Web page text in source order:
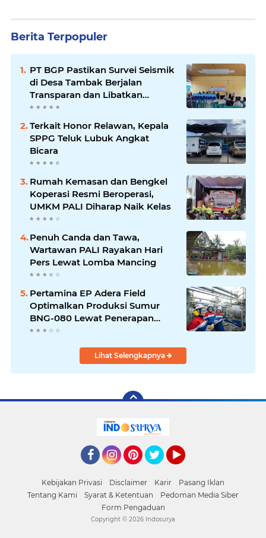
Berita Terpopuler
PT BGP Pastikan Survei Seismik
di Desa Tambak Berjalan
Transparan dan Libatkan
Masyarakat
Terkait Honor Relawan, Kepala
SPPG Teluk Lubuk Angkat
Bicara
Rumah Kemasan dan Bengkel
Koperasi Resmi Beroperasi,
UMKM PALI Diharap Naik Kelas
Penuh Canda dan Tawa,
Wartawan PALI Rayakan Hari
Pers Lewat Lomba Mancing
Pertamina EP Adera Field
Optimalkan Produksi Sumur
BNG-080 Lewat Penerapan
Teknologi Dual String
Lihat Selengkapnya
Kebijakan Privasi Disclaimer Karir
Pasang Iklan
Tentang Kami
Syarat & Ketentuan
Pedoman Media Siber
Form Pengaduan
Copyright © 2026 Indosurya